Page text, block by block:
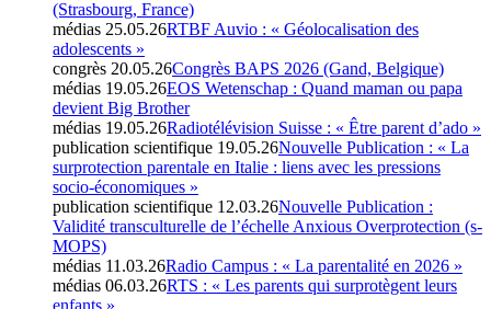
(Strasbourg, France)
médias 25.05.26RTBF Auvio : « Géolocalisation des
adolescents »
congrès 20.05.26Congrès BAPS 2026 (Gand, Belgique)
médias 19.05.26EOS Wetenschap : Quand maman ou papa
devient Big Brother
médias 19.05.26Radiotélévision Suisse : « Être parent d’ado »
publication scientifique 19.05.26Nouvelle Publication : « La
surprotection parentale en Italie : liens avec les pressions
socio-économiques »
publication scientifique 12.03.26Nouvelle Publication :
Validité transculturelle de l’échelle Anxious Overprotection (s-
MOPS)
médias 11.03.26Radio Campus : « La parentalité en 2026 »
médias 06.03.26RTS : « Les parents qui surprotègent leurs
enfants »